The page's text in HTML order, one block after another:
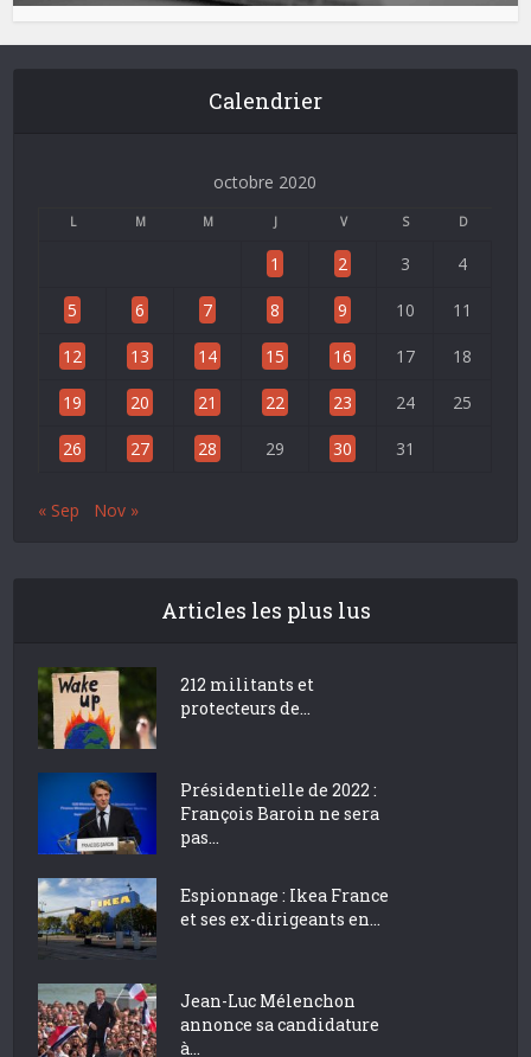
Calendrier
octobre 2020
L M M J V S D
1 2 3 4
5 6 7 8 9 10 11
12 13 14 15 16 17 18
19 20 21 22 23 24 25
26 27 28 29 30 31
« Sep Nov »
Articles les plus lus
212 militants et
protecteurs de...
Présidentielle de 2022 :
François Baroin ne sera
pas...
Espionnage : Ikea France
et ses ex-dirigeants en...
Jean-Luc Mélenchon
annonce sa candidature
à...